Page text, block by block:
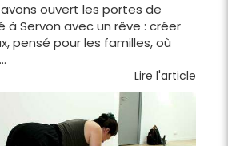
avons ouvert les portes de
à Servon avec un rêve : créer
pensé pour les familles, où
Lire l'article